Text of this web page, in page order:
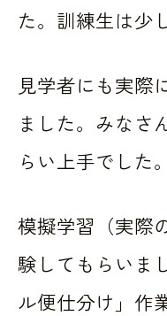
た。訓練生は少
見学者にも実際
ました。みなさ
らい上手でした。
模擬学習（実際
験してもらいま
ル便仕分け」作